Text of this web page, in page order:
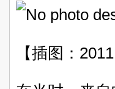
【插图：